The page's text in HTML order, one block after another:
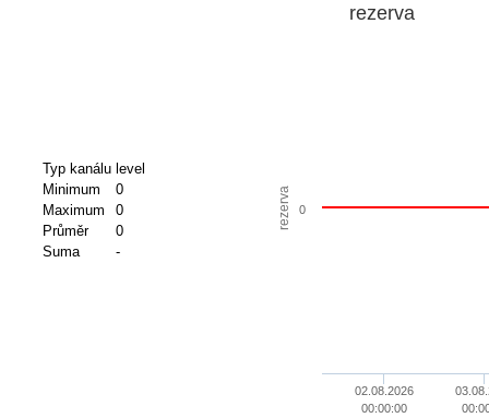
Typ kanálu level
Minimum
0
Maximum
0
Průměr
0
Suma
-
rezerva
rezerva
02.08.2026
00:00:00
0